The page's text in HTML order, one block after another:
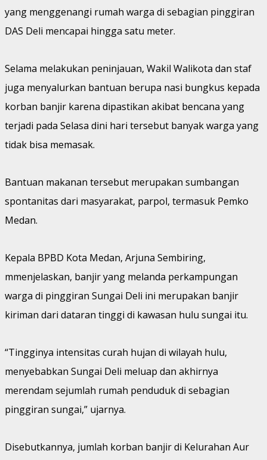
yang menggenangi rumah warga di sebagian pinggiran
DAS Deli mencapai hingga satu meter.
Selama melakukan peninjauan, Wakil Walikota dan staf
juga menyalurkan bantuan berupa nasi bungkus kepada
korban banjir karena dipastikan akibat bencana yang
terjadi pada Selasa dini hari tersebut banyak warga yang
tidak bisa memasak.
Bantuan makanan tersebut merupakan sumbangan
spontanitas dari masyarakat, parpol, termasuk Pemko
Medan.
Kepala BPBD Kota Medan, Arjuna Sembiring,
mmenjelaskan, banjir yang melanda perkampungan
warga di pinggiran Sungai Deli ini merupakan banjir
kiriman dari dataran tinggi di kawasan hulu sungai itu.
“Tingginya intensitas curah hujan di wilayah hulu,
menyebabkan Sungai Deli meluap dan akhirnya
merendam sejumlah rumah penduduk di sebagian
pinggiran sungai,” ujarnya.
Disebutkannya, jumlah korban banjir di Kelurahan Aur